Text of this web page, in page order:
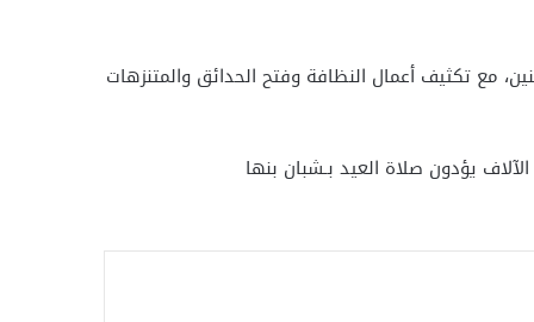
مع تكثيف أعمال النظافة وفتح الحدائق والمتنزهات